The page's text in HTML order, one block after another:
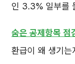
인 3.3% 일부를
숨은 공제항목 점
환급이 왜 생기는